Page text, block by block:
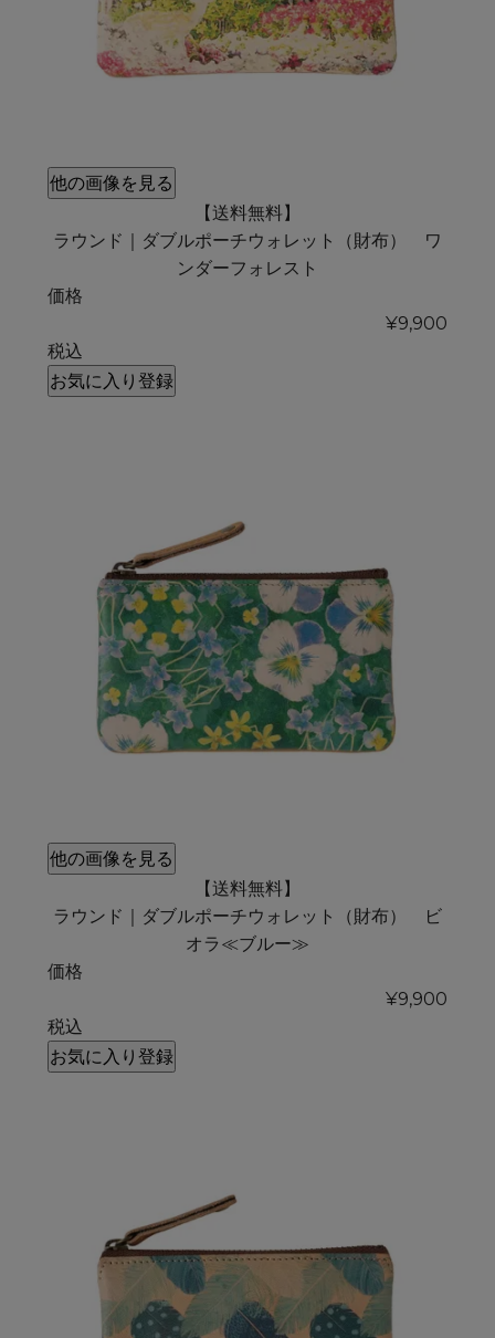
他の画像を見る
【送料無料】
ラウンド｜ダブルポーチウォレット（財布） ワ
ンダーフォレスト
価格
¥9,900
税込
お気に入り登録
他の画像を見る
【送料無料】
ラウンド｜ダブルポーチウォレット（財布） ビ
オラ≪ブルー≫
価格
¥9,900
税込
お気に入り登録